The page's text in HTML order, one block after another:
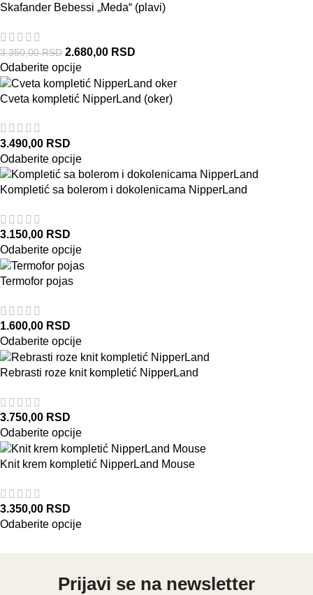
Skafander Bebessi „Meda“ (plavi)
3.350,00RSD 2.680,00 RSD
Odaberite opcije
Cveta kompletić NipperLand (oker)
3.490,00 RSD
Odaberite opcije
Kompletić sa bolerom i dokolenicama NipperLand
3.150,00 RSD
Odaberite opcije
Termofor pojas
1.600,00 RSD
Odaberite opcije
Rebrasti roze knit kompletić NipperLand
3.750,00 RSD
Odaberite opcije
Knit krem kompletić NipperLand Mouse
3.350,00 RSD
Odaberite opcije
Prijavi se na newsletter